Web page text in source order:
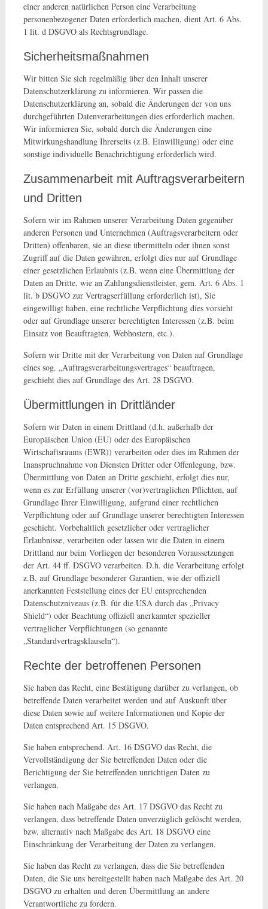
einer anderen natürlichen Person eine Verarbeitung
personenbezogener Daten erforderlich machen, dient Art. 6 Abs.
1 lit. d DSGVO als Rechtsgrundlage.
Sicherheitsmaßnahmen
Wir bitten Sie sich regelmäßig über den Inhalt unserer
Datenschutzerklärung zu informieren. Wir passen die
Datenschutzerklärung an, sobald die Änderungen der von uns
durchgeführten Datenverarbeitungen dies erforderlich machen.
Wir informieren Sie, sobald durch die Änderungen eine
Mitwirkungshandlung Ihrerseits (z.B. Einwilligung) oder eine
sonstige individuelle Benachrichtigung erforderlich wird.
Zusammenarbeit mit Auftragsverarbeitern
und Dritten
Sofern wir im Rahmen unserer Verarbeitung Daten gegenüber
anderen Personen und Unternehmen (Auftragsverarbeitern oder
Dritten) offenbaren, sie an diese übermitteln oder ihnen sonst
Zugriff auf die Daten gewähren, erfolgt dies nur auf Grundlage
einer gesetzlichen Erlaubnis (z.B. wenn eine Übermittlung der
Daten an Dritte, wie an Zahlungsdienstleister, gem. Art. 6 Abs. 1
lit. b DSGVO zur Vertragserfüllung erforderlich ist), Sie
eingewilligt haben, eine rechtliche Verpflichtung dies vorsieht
oder auf Grundlage unserer berechtigten Interessen (z.B. beim
Einsatz von Beauftragten, Webhostern, etc.).
Sofern wir Dritte mit der Verarbeitung von Daten auf Grundlage
eines sog. „Auftragsverarbeitungsvertrages“ beauftragen,
geschieht dies auf Grundlage des Art. 28 DSGVO.
Übermittlungen in Drittländer
Sofern wir Daten in einem Drittland (d.h. außerhalb der
Europäischen Union (EU) oder des Europäischen
Wirtschaftsraums (EWR)) verarbeiten oder dies im Rahmen der
Inanspruchnahme von Diensten Dritter oder Offenlegung, bzw.
Übermittlung von Daten an Dritte geschieht, erfolgt dies nur,
wenn es zur Erfüllung unserer (vor)vertraglichen Pflichten, auf
Grundlage Ihrer Einwilligung, aufgrund einer rechtlichen
Verpflichtung oder auf Grundlage unserer berechtigten Interessen
geschieht. Vorbehaltlich gesetzlicher oder vertraglicher
Erlaubnisse, verarbeiten oder lassen wir die Daten in einem
Drittland nur beim Vorliegen der besonderen Voraussetzungen
der Art. 44 ff. DSGVO verarbeiten. D.h. die Verarbeitung erfolgt
z.B. auf Grundlage besonderer Garantien, wie der offiziell
anerkannten Feststellung eines der EU entsprechenden
Datenschutzniveaus (z.B. für die USA durch das „Privacy
Shield“) oder Beachtung offiziell anerkannter spezieller
vertraglicher Verpflichtungen (so genannte
„Standardvertragsklauseln“).
Rechte der betroffenen Personen
Sie haben das Recht, eine Bestätigung darüber zu verlangen, ob
betreffende Daten verarbeitet werden und auf Auskunft über
diese Daten sowie auf weitere Informationen und Kopie der
Daten entsprechend Art. 15 DSGVO.
Sie haben entsprechend. Art. 16 DSGVO das Recht, die
Vervollständigung der Sie betreffenden Daten oder die
Berichtigung der Sie betreffenden unrichtigen Daten zu
verlangen.
Sie haben nach Maßgabe des Art. 17 DSGVO das Recht zu
verlangen, dass betreffende Daten unverzüglich gelöscht werden,
bzw. alternativ nach Maßgabe des Art. 18 DSGVO eine
Einschränkung der Verarbeitung der Daten zu verlangen.
Sie haben das Recht zu verlangen, dass die Sie betreffenden
Daten, die Sie uns bereitgestellt haben nach Maßgabe des Art. 20
DSGVO zu erhalten und deren Übermittlung an andere
Verantwortliche zu fordern.